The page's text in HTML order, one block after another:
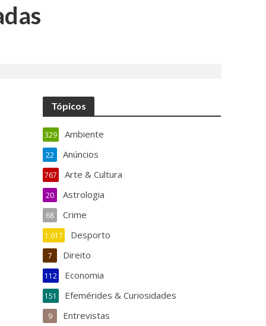
Tópicos
Ambiente
329
Anúncios
22
Arte & Cultura
767
Astrologia
20
Crime
68
Desporto
1.017
Direito
7
Economia
112
Efemérides & Curiosidades
151
Entrevistas
9